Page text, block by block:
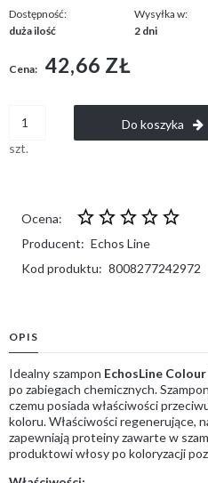
Dostępność:
duża ilość
Wysyłka w:
2 dni
Cena: 42,66 ZŁ
szt.
Do koszyka
Ocena:
Producent: Echos Line
Kod produktu: 8008277242972
OPIS
Idealny szampon EchosLine
po zabiegach chemicznych.
czemu posiada właściwości
koloru. Właściwości regenerujące,
zapewniają proteiny zawarte w
produktowi włosy po koloryzacji